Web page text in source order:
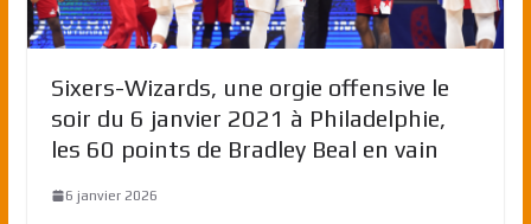
Sixers-Wizards, une orgie offensive le
soir du 6 janvier 2021 à Philadelphie,
les 60 points de Bradley Beal en vain
6 janvier 2026